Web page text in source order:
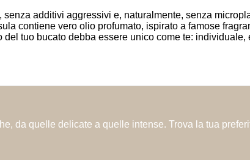
additivi aggressivi e, naturalmente, senza
contiene vero olio profumato, ispirato a famose
tuo bucato debba essere unico come te:
da quelle delicate a quelle intense. Trova la tua